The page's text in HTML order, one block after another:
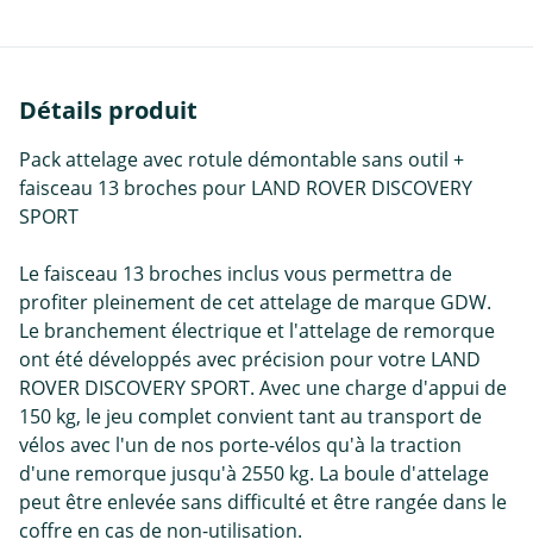
Détails produit
Pack attelage avec rotule démontable sans outil +
faisceau 13 broches pour LAND ROVER DISCOVERY
SPORT
Le faisceau 13 broches inclus vous permettra de
profiter pleinement de cet attelage de marque GDW.
Le branchement électrique et l'attelage de remorque
ont été développés avec précision pour votre LAND
ROVER DISCOVERY SPORT. Avec une charge d'appui de
150 kg, le jeu complet convient tant au transport de
vélos avec l'un de nos porte-vélos qu'à la traction
d'une remorque jusqu'à 2550 kg. La boule d'attelage
peut être enlevée sans difficulté et être rangée dans le
coffre en cas de non-utilisation.